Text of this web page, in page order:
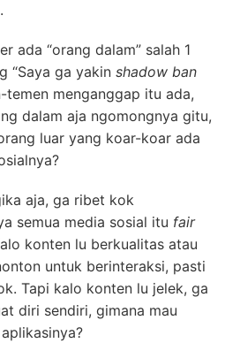
ada “orang dalam” salah 1
“Saya ga yakin shadow ban
menganggap itu ada,
dalam aja ngomongnya gitu,
luar yang koar-koar ada
aja, ga ribet kok
semua media sosial itu fair
konten lu berkualitas atau
untuk berinteraksi, pasti
Tapi kalo konten lu jelek, ga
diri sendiri, gimana mau